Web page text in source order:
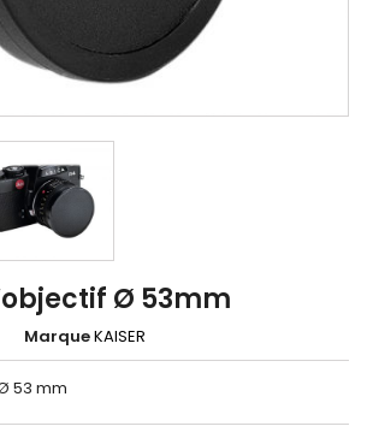
Ø 53mm
MarqueKAISER
53 mm